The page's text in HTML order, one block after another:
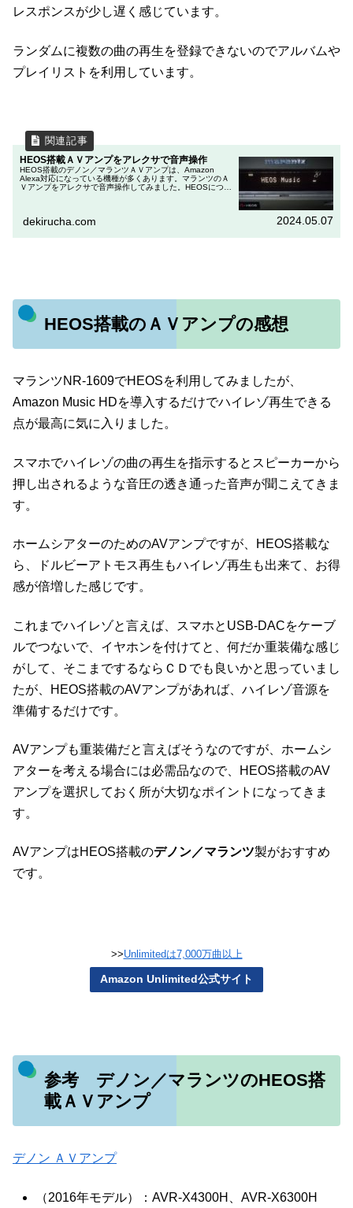
レスポンスが少し遅く感じています。
ランダムに複数の曲の再生を登録できないのでアルバムや
プレイリストを利用しています。
HEOS搭載ＡＶアンプをアレクサで音声操作
HEOS搭載のデノン／マランツＡＶアンプは、Amazon
Alexa対応になっている機種が多くあります。マランツのＡ
Ｖアンプをアレクサで音声操作してみました。HEOSにつて
dekirucha.com 2024.05.07
HEOS搭載のＡＶアンプの感想
マランツNR-1609でHEOSを利用してみましたが、
Amazon Music HDを導入するだけでハイレゾ再生できる
点が最高に気に入りました。
スマホでハイレゾの曲の再生を指示するとスピーカーから
押し出されるような音圧の透き通った音声が聞こえてきま
す。
ホームシアターのためのAVアンプですが、HEOS搭載な
ら、ドルビーアトモス再生もハイレゾ再生も出来て、お得
感が倍増した感じです。
これまでハイレゾと言えば、スマホとUSB-DACをケーブ
ルでつないで、イヤホンを付けてと、何だか重装備な感じ
がして、そこまでするならＣＤでも良いかと思っていまし
たが、HEOS搭載のAVアンプがあれば、ハイレゾ音源を
準備するだけです。
AVアンプも重装備だと言えばそうなのですが、ホームシ
アターを考える場合には必需品なので、HEOS搭載のAV
アンプを選択しておく所が大切なポイントになってきま
す。
AVアンプはHEOS搭載のデノン／マランツ製がおすすめ
です。
>>Unlimitedは7,000万曲以上
Amazon Unlimited公式サイト
参考 デノン／マランツのHEOS搭
載ＡＶアンプ
デノン ＡＶアンプ
（2016年モデル）：AVR-X4300H、AVR-X6300H